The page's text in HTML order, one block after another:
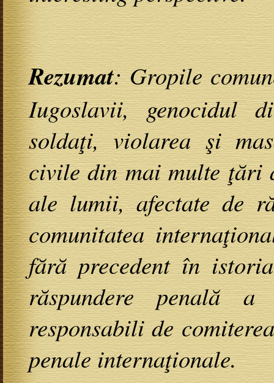
Rezumat: Gropile
Iugoslavii, genocidul
soldaţi, violarea şi
civile din mai multe ţări
ale lumii, afectate de
comunitatea
fără precedent în
răspundere penală
responsabili de
penale internaţionale.